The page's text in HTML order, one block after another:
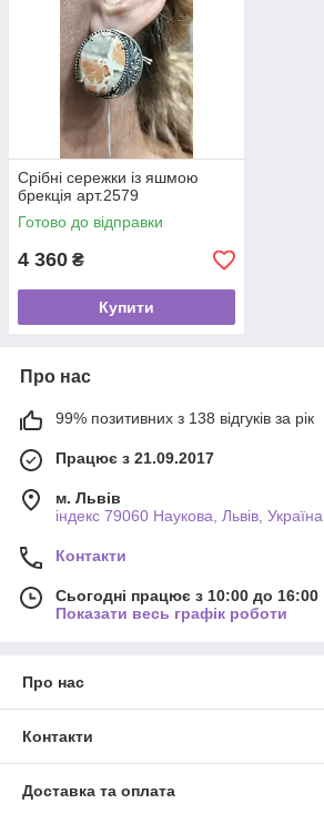
Срібні сережки із яшмою
брекція арт.2579
Готово до відправки
4 360 ₴
Купити
Про нас
99% позитивних з 138 відгуків за рік
Працює з 21.09.2017
м. Львів
індекс 79060 Наукова, Львів, Україна
Контакти
Сьогодні працює з 10:00 до 16:00
Показати весь графік роботи
Про нас
Контакти
Доставка та оплата